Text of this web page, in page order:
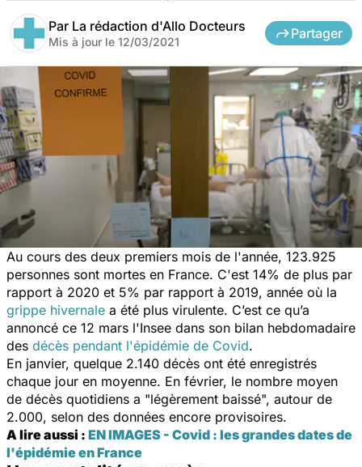
Par La rédaction d'Allo Docteurs
Mis à jour le 12/03/2021
Partager
Au cours des deux premiers mois de l'année, 123.925
personnes sont mortes en France. C'est 14% de plus par
rapport à 2020 et 5% par rapport à 2019, année où la
grippe hivernale a été plus virulente. C’est ce qu’a
annoncé ce 12 mars l'Insee dans son bilan hebdomadaire
des décès pendant l'épidémie de Covid.
En janvier, quelque 2.140 décès ont été enregistrés
chaque jour en moyenne. En février, le nombre moyen
de décès quotidiens a "légèrement baissé", autour de
2.000, selon des données encore provisoires.
A lire aussi : EN IMAGES - Covid : les grandes dates de
l'épidémie en France